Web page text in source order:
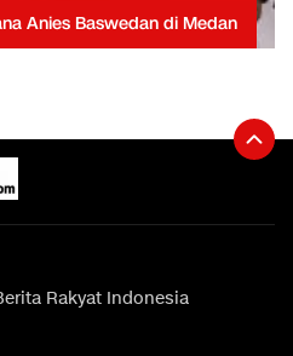
Anies Baswedan di Medan
Rakyat Indonesia